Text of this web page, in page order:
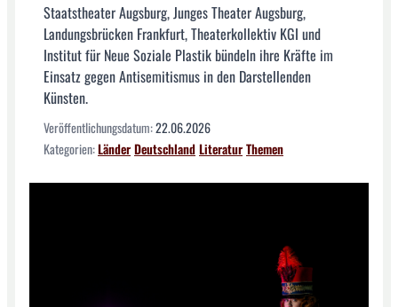
Staatstheater Augsburg, Junges Theater Augsburg,
Landungsbrücken Frankfurt, Theaterkollektiv KGI und
Institut für Neue Soziale Plastik bündeln ihre Kräfte im
Einsatz gegen Antisemitismus in den Darstellenden
Künsten.
Veröffentlichungsdatum:22.06.2026
Kategorien:LänderDeutschlandLiteraturThemen